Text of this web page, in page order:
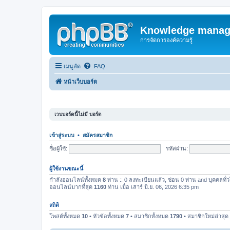
Knowledge
การจัดการองค์ความรู้
เมนูลัด FAQ
หน้าเว็บบอร์ด
เวบบอร์ดนี้ไม่มี บอร์ด
เข้าสู่ระบบ • สมัครสมาชิก
ชื่อผู้ใช้: รหัสผ่าน:
ผู้ใช้งานขณะนี้
กำลังออนไลน์ทั้งหมด 8 ท่าน :: 0 ลงทะเบียนแล้ว, ซ่อน 0 ท่าน and บุคคลทั่
ออนไลน์มากที่สุด 1160 ท่าน เมื่อ เสาร์ มิ.ย. 06, 2026 6:35 pm
สถิติ
โพสต์ทั้งหมด 10 • หัวข้อทั้งหมด 7 • สมาชิกทั้งหมด 1790 • สมาชิกใหม่ล่าสุด